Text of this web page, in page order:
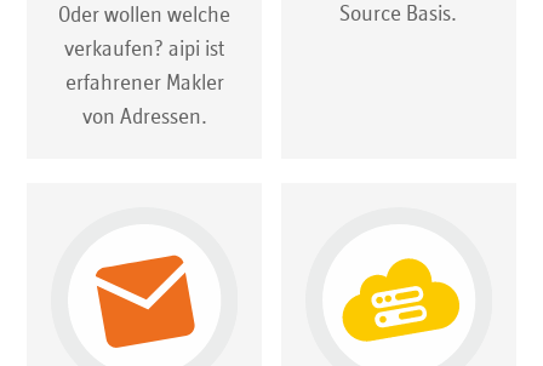
Oder wollen welche
verkaufen? aipi ist
erfahrener Makler
von Adressen.
Source Basis.